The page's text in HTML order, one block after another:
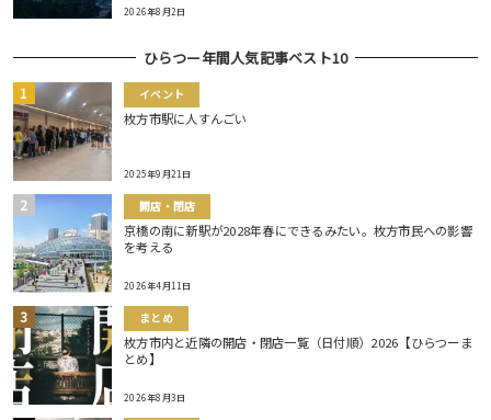
2026年8月2日
ひらつー年間人気記事ベスト10
イベント
枚方市駅に人すんごい
2025年9月21日
開店・閉店
京橋の南に新駅が2028年春にできるみたい。枚方市民への影響
を考える
2026年4月11日
まとめ
枚方市内と近隣の開店・閉店一覧（日付順）2026【ひらつーま
とめ】
2026年8月3日